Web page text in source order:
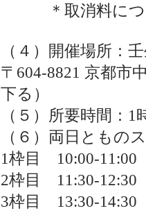
＊取消料につい
（４）開催場所
〒604-8821 京都市
下る）
（５）所要時間：
（６）両日ともの
1枠目 10:00-11:00
2枠目 11:30-12:30
3枠目 13:30-14:30